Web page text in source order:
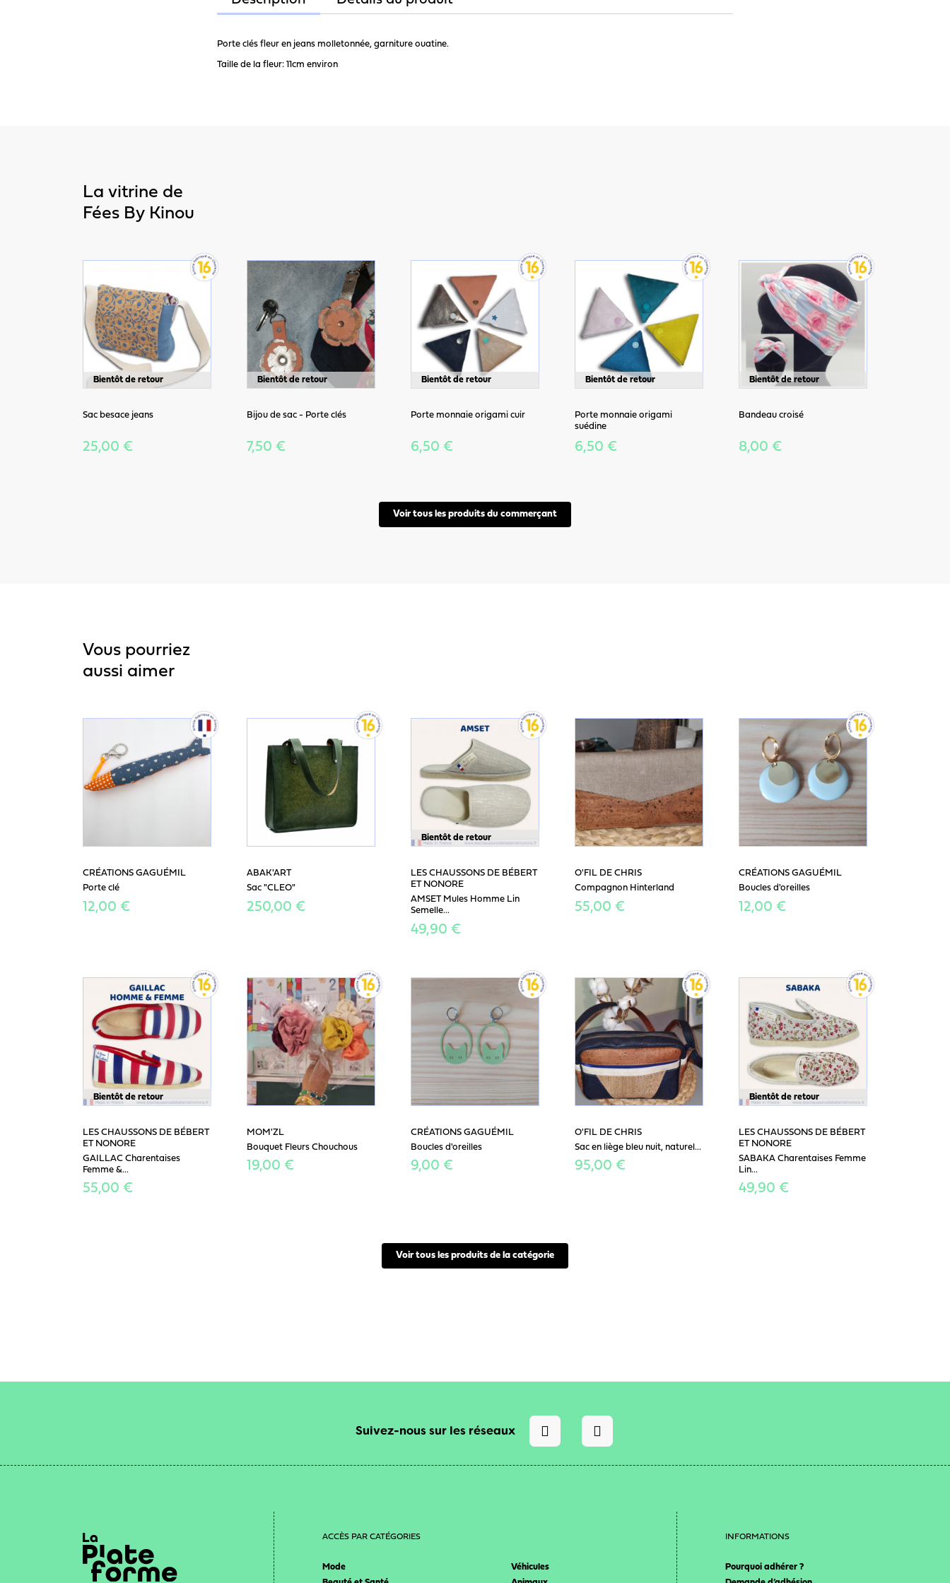
Porte clés fleur en jeans molletonnée, garniture ouatine.
Taille de la fleur: 11cm environ
La vitrine de
Fées By Kinou
Bientôt de retour
Sac besace jeans
25,00 €
Bientôt de retour
Bijou de sac - Porte clés
7,50 €
Bientôt de retour
Porte monnaie origami cuir
6,50 €
Bientôt de retour
Porte monnaie origami
suédine
6,50 €
Bientôt de retour
Bandeau croisé
8,00 €
Voir tous les produits du commerçant
Vous pourriez
aussi aimer
CRÉATIONS GAGUÉMIL
Porte clé
12,00 €
ABAK'ART
Sac "CLEO"
250,00 €
Bientôt de retour
LES CHAUSSONS DE BÉBERT
ET NONORE
AMSET Mules Homme Lin
Semelle...
49,90 €
O'FIL DE CHRIS
Compagnon Hinterland
55,00 €
CRÉATIONS GAGUÉMIL
Boucles d'oreilles
12,00 €
Bientôt de retour
LES CHAUSSONS DE BÉBERT
ET NONORE
GAILLAC Charentaises
Femme &...
55,00 €
MOM'ZL
Bouquet Fleurs Chouchous
19,00 €
CRÉATIONS GAGUÉMIL
Boucles d'oreilles
9,00 €
O'FIL DE CHRIS
Sac en liège bleu nuit, naturel...
95,00 €
Bientôt de retour
LES CHAUSSONS DE BÉBERT
ET NONORE
SABAKA Charentaises Femme
Lin...
49,90 €
Voir tous les produits de la catégorie
Suivez-nous sur les réseaux
ACCÈS PAR CATÉGORIES
Mode
Véhicules
INFORMATIONS
Pourquoi adhérer ?